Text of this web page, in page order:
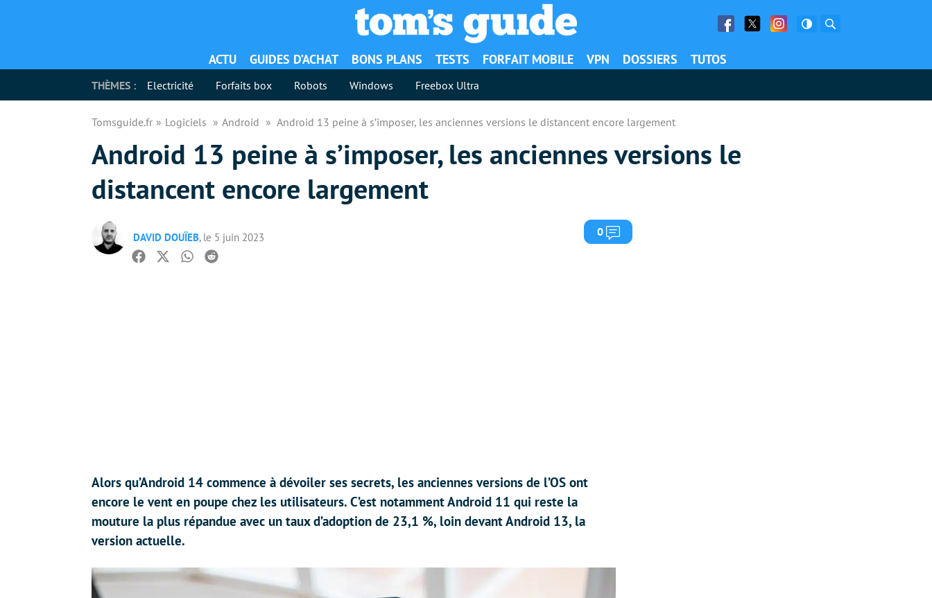
Facebook
Twitter Facebook
ACTU GUIDES D’ACHAT BONS PLANS TESTS FORFAIT MOBILE VPN DOSSIERS TUTOS
THÈMES : Electricité Forfaits box Robots Windows Freebox Ultra
Tomsguide.fr Logiciels Android Android 13 peine à s’imposer, les anciennes versions le distancent encore largement
Android 13 peine à s’imposer, les anciennes versions le
distancent encore largement
DAVID DOUÏEB, le 5 juin 2023 0 Commentaires
Facebook
TwitterWhatsapp
Reddit
Alors qu’Android 14 commence à dévoiler ses secrets, les anciennes versions de l’OS ont
encore le vent en poupe chez les utilisateurs. C’est notamment Android 11 qui reste la
mouture la plus répandue avec un taux d’adoption de 23,1 %, loin devant Android 13, la
version actuelle.